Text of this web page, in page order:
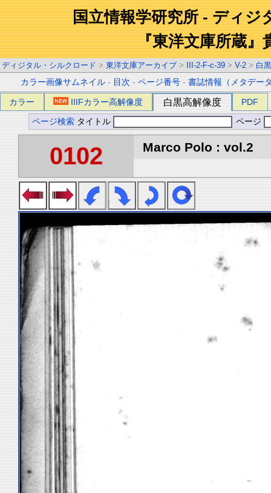
国立情報学研究所 - ディジ
『東洋文庫所蔵』
ディジタル・シルクロード > 東洋文庫アーカイブ > III-2-F-c-39 > V-2 > 白
カラー画像サムネイル - 目次 -ページ番号 -書誌情報（メタデー
カラー IIIFカラー高解像度 白黒高解像度 PDF
ページ検索 タイトル ページ
0102 Marco Polo : vol.2